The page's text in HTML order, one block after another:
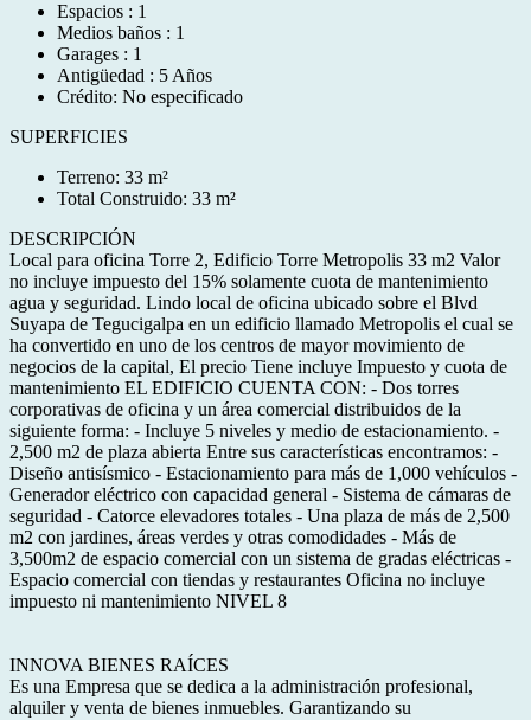
Espacios : 1
Medios baños : 1
Garages : 1
Antigüedad : 5 Años
Crédito: No especificado
SUPERFICIES
Terreno: 33 m²
Total Construido: 33 m²
DESCRIPCIÓN
Local para oficina Torre 2, Edificio Torre Metropolis 33 m2 Valor
no incluye impuesto del 15% solamente cuota de mantenimiento
agua y seguridad. Lindo local de oficina ubicado sobre el Blvd
Suyapa de Tegucigalpa en un edificio llamado Metropolis el cual se
ha convertido en uno de los centros de mayor movimiento de
negocios de la capital, El precio Tiene incluye Impuesto y cuota de
mantenimiento EL EDIFICIO CUENTA CON: - Dos torres
corporativas de oficina y un área comercial distribuidos de la
siguiente forma: - Incluye 5 niveles y medio de estacionamiento. -
2,500 m2 de plaza abierta Entre sus características encontramos: -
Diseño antisísmico - Estacionamiento para más de 1,000 vehículos -
Generador eléctrico con capacidad general - Sistema de cámaras de
seguridad - Catorce elevadores totales - Una plaza de más de 2,500
m2 con jardines, áreas verdes y otras comodidades - Más de
3,500m2 de espacio comercial con un sistema de gradas eléctricas -
Espacio comercial con tiendas y restaurantes Oficina no incluye
impuesto ni mantenimiento NIVEL 8
INNOVA BIENES RAÍCES
Es una Empresa que se dedica a la administración profesional,
alquiler y venta de bienes inmuebles. Garantizando su